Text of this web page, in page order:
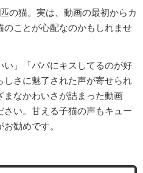
の猫。実は、動画の最初からカ
のことが心配なのかもしれませ
」「パパにキスしてるのが好
しさに魅了された声が寄せられ
なかわいさが詰まった動画
い。甘える子猫の声もキュー
勧めです。